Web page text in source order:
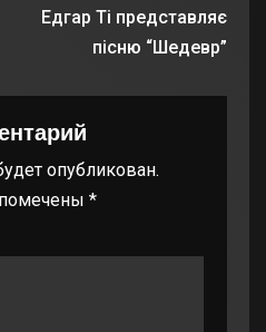
Едгар Ті представляє
пісню “Шедевр”
опубликован.
*